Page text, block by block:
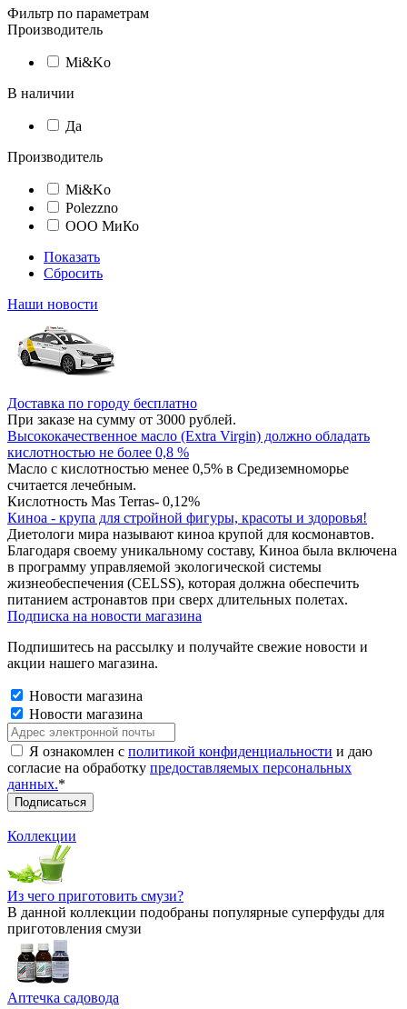
Фильтр по параметрам
Производитель
Mi&Ko
В наличии
Да
Производитель
Mi&Ko
Polezzno
ООО МиКо
Показать
Сбросить
Наши новости
Доставка по городу бесплатно
При заказе на сумму от 3000 рублей.
Высококачественное масло (Extra Virgin) должно обладать
кислотностью не более 0,8 %
Масло с кислотностью менее 0,5% в Средиземноморье
считается лечебным.
Кислотность Mas Terras- 0,12%
Киноа - крупа для стройной фигуры, красоты и здоровья!
Диетологи мира называют киноа крупой для космонавтов.
Благодаря своему уникальному составу, Киноа была включена
в программу управляемой экологической системы
жизнеобеспечения (CELSS), которая должна обеспечить
питанием астронавтов при сверх длительных полетах.
Подписка на новости магазина
Подпишитесь на рассылку и получайте свежие новости и
акции нашего магазина.
Новости магазина
Новости магазина
Я ознакомлен с политикой конфиденциальности и даю
согласие на обработку предоставляемых персональных
данных.*
Коллекции
Из чего приготовить смузи?
В данной коллекции подобраны популярные суперфуды для
приготовления смузи
Аптечка садовода